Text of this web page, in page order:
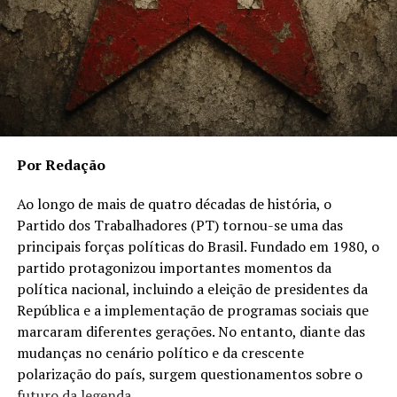
Por Redação
Ao longo de mais de quatro décadas de história, o
Partido dos Trabalhadores (PT) tornou-se uma das
principais forças políticas do Brasil. Fundado em 1980, o
partido protagonizou importantes momentos da
política nacional, incluindo a eleição de presidentes da
República e a implementação de programas sociais que
marcaram diferentes gerações. No entanto, diante das
mudanças no cenário político e da crescente
polarização do país, surgem questionamentos sobre o